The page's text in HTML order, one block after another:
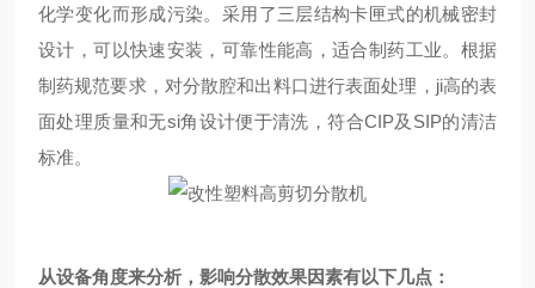
化学变化而形成污染。采用了三层结构卡匣式的机械密封
设计，可以快速安装，可靠性能高，适合制药工业。根据
制药规范要求，对分散腔和出料口进行表面处理，ji高的表
面处理质量和无si角设计便于清洗，符合CIP及SIP的清洁
标准。
从设备角度来分析，影响分散效果因素有以下几点：